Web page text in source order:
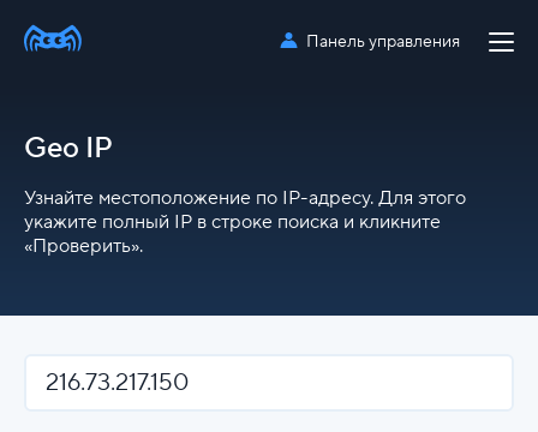
Панель управления
Geo IP
Узнайте местоположение по IP-адресу. Для этого
укажите полный IP в строке поиска и кликните
«Проверить».